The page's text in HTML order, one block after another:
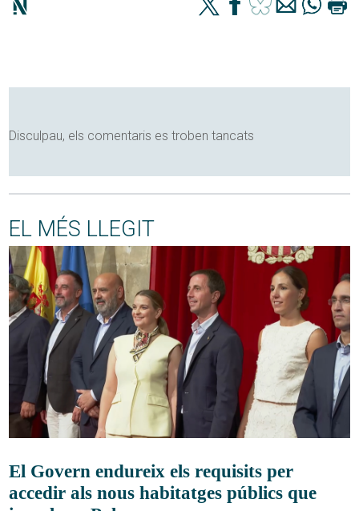
Disculpau, els comentaris es troben tancats
EL MÉS LLEGIT
El Govern endureix els requisits per
accedir als nous habitatges públics que